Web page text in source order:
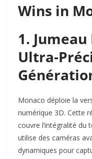
Wins in
1.
Ultra-
Monaco déploie la
numérique 3D. Cette
couvre l’intégralité du
utilise des caméras
dynamiques pour